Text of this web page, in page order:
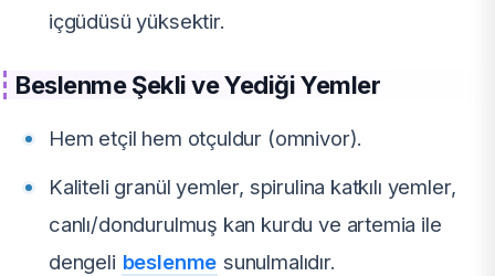
içgüdüsü yüksektir.
Beslenme Şekli ve Yediği Yemler
Hem etçil hem otçuldur (omnivor).
Kaliteli granül yemler, spirulina katkılı yemler,
canlı/dondurulmuş kan kurdu ve artemia ile
dengeli beslenme sunulmalıdır.